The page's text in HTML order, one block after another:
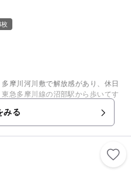
枚
摩川河川敷で解放感があり、休日
急多摩川線の沼部駅から歩いてす
みる